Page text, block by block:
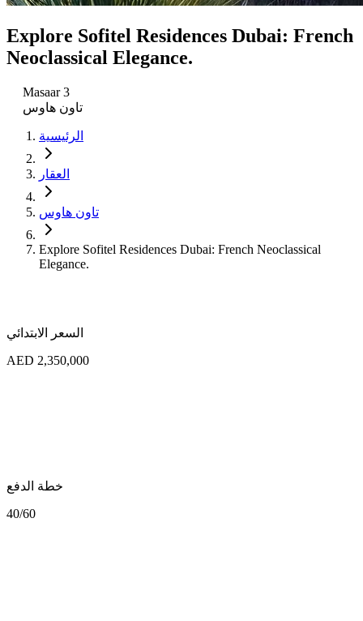
Explore Sofitel Residences Dubai: French
Neoclassical Elegance.
Masaar 3
تاون هاوس
الرئيسية
العقار
تاون هاوس
Explore Sofitel Residences Dubai: French Neoclassical
Elegance.
السعر الابتدائي
AED 2,350,000
خطة الدفع
40/60